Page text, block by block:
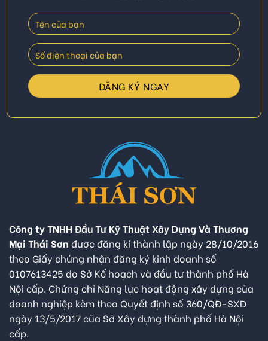
Công ty TNHH Đầu Tư Kỹ Thuật Xây Dựng Và Thương
Mại Thái Sơn được đăng kí thành lập ngày 28/10/2016
theo Giấy chứng nhận đăng ký kinh doanh số
0107613425 do Sở Kế hoạch và đầu tư thành phố Hà
Nội cấp. Chứng chỉ Năng lực hoạt động xây dựng của
doanh nghiệp kèm theo Quyết định số 360/QĐ-SXD
ngày 13/5/2017 của Sở Xây dựng thành phố Hà Nội
cấp.